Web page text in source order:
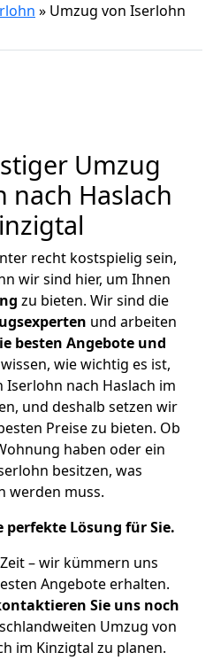
» Umzug von Iserlohn
Umzug
nach Haslach
recht kostspielig sein,
wir sind hier, um Ihnen
zu bieten. Wir sind die
und arbeiten
besten Angebote und
wie wichtig es ist,
nach Haslach im
und deshalb setzen wir
Preise zu bieten. Ob
haben oder ein
besitzen, was
werden muss.
Lösung für Sie.
– wir kümmern uns
Angebote erhalten.
Sie uns noch
Umzug von
im Kinzigtal zu planen.